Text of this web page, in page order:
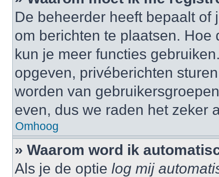
De beheerder heeft bepaalt
om berichten te plaatsen.
kun je meer functies
opgeven, privéberichten
worden van
even, dus we raden het zeker
Omhoog
» Waarom word ik
Als je de optie log mij